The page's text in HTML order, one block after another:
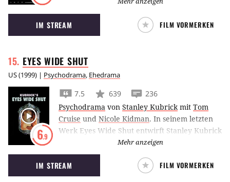
Fabrikarbeiterin versucht, ihrem Sohn ein
besseres Leben zu ermöglichen.
IM STREAM FILM VORMERKEN
EYES WIDE SHUT
US(1999) | Psychodrama, Ehedrama
6.9
7.5 639
236
Psychodrama von Stanley Kubrick mit Tom
Cruise und Nicole Kidman. In seinem letzten
Werk Eyes Wide Shut entwirft Stanley Kubrick
basierend auf Arthur Schnitzlers
Traumnovelle ein erotisches Drama mit
tiefenpsychologischem Ansatz.
Mehr anzeigen
IM STREAM FILM VORMERKEN